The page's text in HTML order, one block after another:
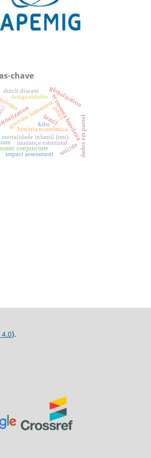
chave
governo bolsonaro
história econômica
economia brasileira
globalization
mortalidade infantil (tmi) dados em painel
desigualdades
mudança estrutural
dutch disease
brazil
suicide
conjuncture
proex
impact assessment
kibs
4.0).